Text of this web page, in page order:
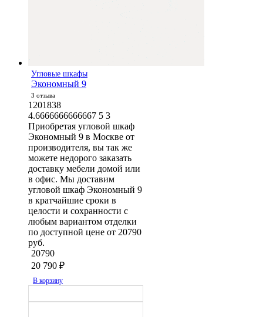
Угловые шкафы
Экономный 9
3 отзыва
1201838
4.6666666666667 5 3
Приобретая угловой шкаф
Экономный 9 в Москве от
производителя, вы так же
можете недорого заказать
доставку мебели домой или
в офис. Мы доставим
угловой шкаф Экономный 9
в кратчайшие сроки в
целости и сохранности с
любым вариантом отделки
по доступной цене от 20790
руб.
20790
20 790 ₽
В корзину